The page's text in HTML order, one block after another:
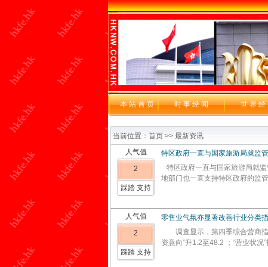
本站首页 时 事 经 闻 世 界 经
当前位置：首页 >> 最新资讯
人气值
2
踩踏 支持
特区政府一直与国家旅游局就监
特区政府一直与国家旅游局就
地部门也一直支持特区政府的监
人气值
2
踩踏 支持
零售业气氛亦显著改善行业分类
调查显示，第四季综合营商指
资意向”升1.2至48.2 ；“营业状况